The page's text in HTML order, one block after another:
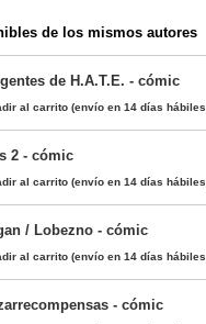
de los mismos autores
de H.A.T.E. - cómic
al carrito (envío en 14 días
2 - cómic
al carrito (envío en 14 días
/ Lobezno - cómic
al carrito (envío en 14 días
- cómic